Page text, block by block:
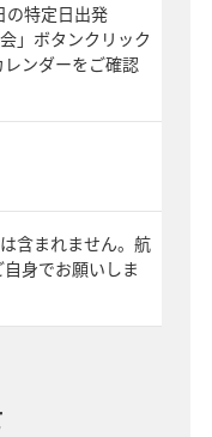
の特定日出発
」ボタンクリック
ンダーをご確認
含まれません。航
身でお願いしま